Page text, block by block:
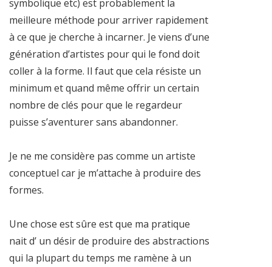
symbolique etc) est probablement la
meilleure méthode pour arriver rapidement
à ce que je cherche à incarner. Je viens d’une
génération d’artistes pour qui le fond doit
coller à la forme. Il faut que cela résiste un
minimum et quand même offrir un certain
nombre de clés pour que le regardeur
puisse s’aventurer sans abandonner.
Je ne me considère pas comme un artiste
conceptuel car je m’attache à produire des
formes.
Une chose est sûre est que ma pratique
nait d’ un désir de produire des abstractions
qui la plupart du temps me ramène à un